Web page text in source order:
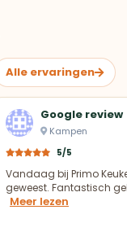
Alle ervaringen
Google review
Kampen
5/5
Vandaag bij Primo
geweest. Fantastisch
Meer lezen